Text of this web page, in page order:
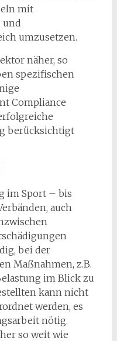
mit
und
umzusetzen.
näher, so
spezifischen
Compliance
berücksichtigt
im Sport – bis
auch
bei der
Maßnahmen, z.B.
im Blick zu
kann nicht
werden, es
nötig.
so weit wie